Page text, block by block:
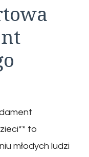
to
młodych ludzi